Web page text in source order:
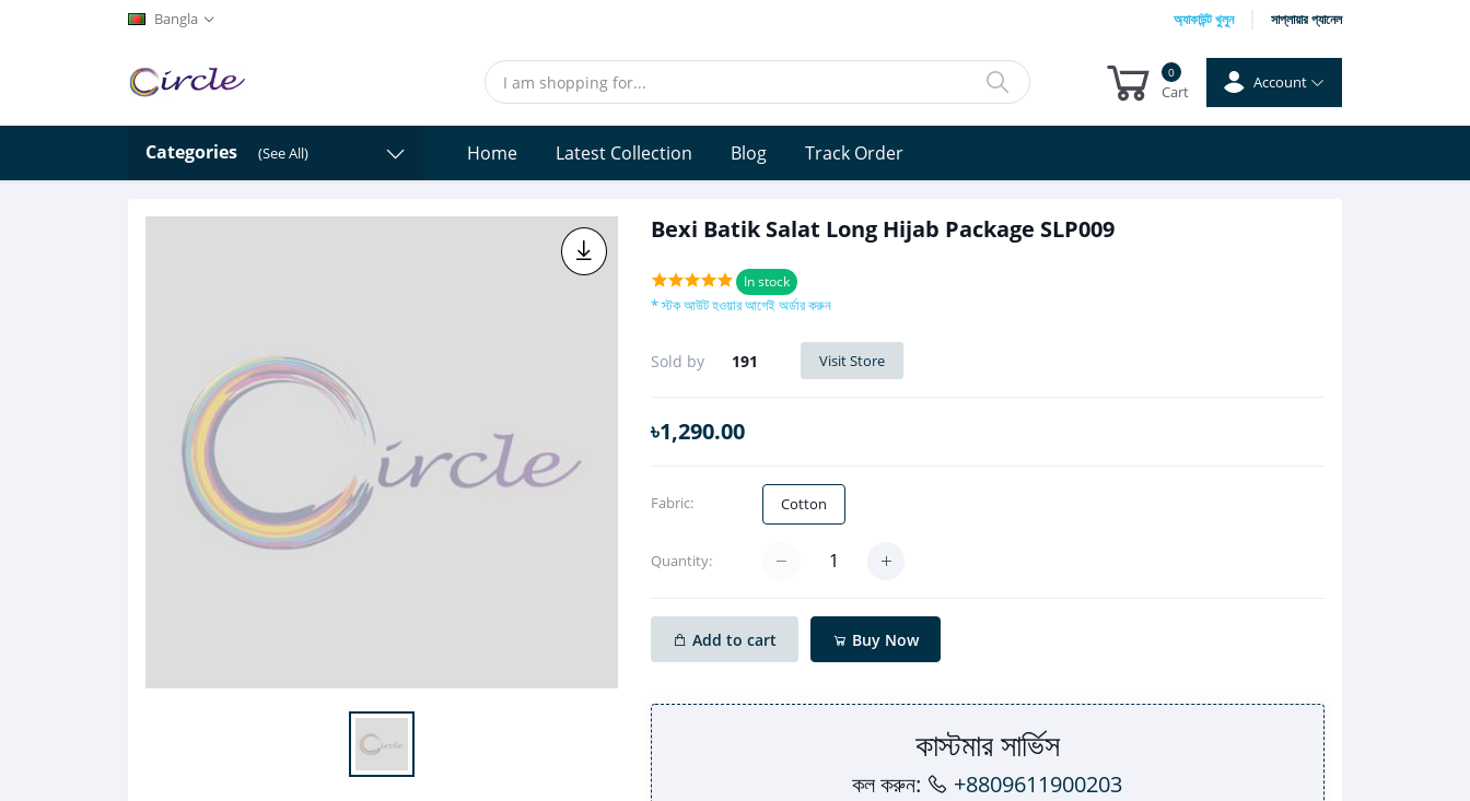
Bangla অ্যাকাউন্ট খুলুন সাপ্লায়ার প্যানেল
0
Cart
Account
Categories (See All) Home Latest Collection Blog Track Order
Bexi Batik Salat Long Hijab Package SLP009
In stock
* স্টক আউট হওয়ার আগেই অর্ডার করুন
Sold by 191 Visit Store
৳1,290.00
Fabric: Cotton
Quantity:
Add to cart Buy Now
কাস্টমার সার্ভিস
কল করুন: +8809611900203